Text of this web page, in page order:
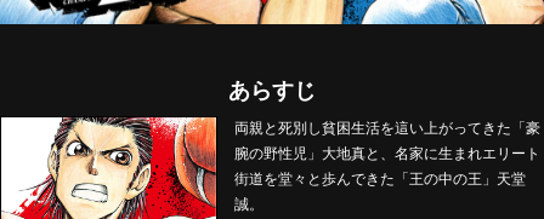
あらすじ
両親と死別し貧困生活を這い上がってきた「豪
腕の野性児」大地真と、名家に生まれエリート
街道を堂々と歩んできた「王の中の王」天堂
誠。